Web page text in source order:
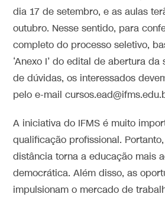
dia 17 de setembro, e as aulas
outubro. Nesse sentido, para
completo do processo seletivo,
‘Anexo I’ do edital de abertura da
de dúvidas, os interessados
pelo e-mail
A iniciativa do IFMS é muito
qualificação profissional.
distância torna a educação mais
democrática. Além disso, as
impulsionam o mercado de